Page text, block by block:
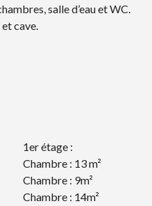
salle d’eau et WC.
cave.
1er étage :
Chambre : 13 m²
Chambre : 9m²
Chambre : 14m²